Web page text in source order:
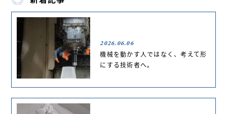
2026.06.06
機械を動かす人ではなく、考えて形
にする技術者へ。